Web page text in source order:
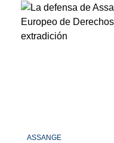
ASSANGE